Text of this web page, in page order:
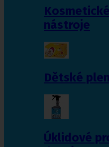
nástroje
Dětské
Úklidové